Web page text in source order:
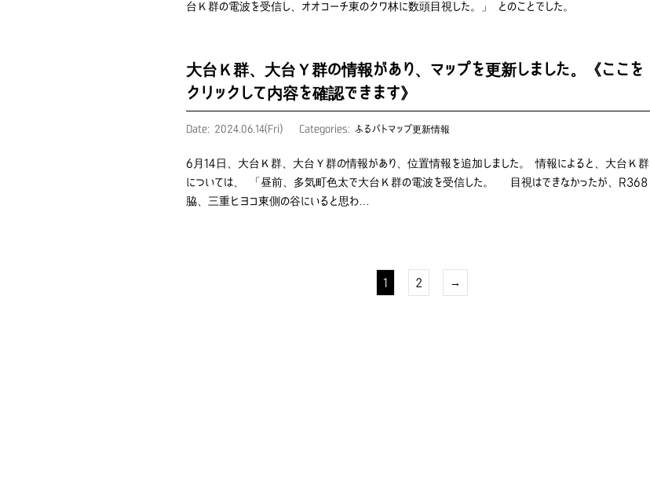
台Ｋ群の電波を受信し、オオコーチ東のクワ林に数頭目視した。」 とのことでした。
大台Ｋ群、大台Ｙ群の情報があり、マップを更新しました。《ここを
クリックして内容を確認できます》
Date: 2024.06.14(Fri) Categories: ふるパトマップ更新情報
6月14日、大台Ｋ群、大台Ｙ群の情報があり、位置情報を追加しました。 情報によると、大台Ｋ群
については、 「昼前、多気町色太で大台Ｋ群の電波を受信した。 目視はできなかったが、R368
脇、三重ヒヨコ東側の谷にいると思わ…
1 2 →